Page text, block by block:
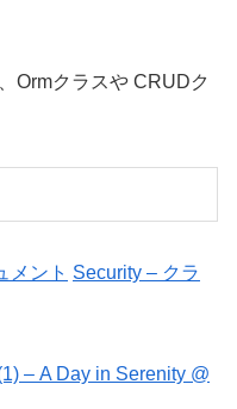
Ormクラスや CRUDク
メント Security – クラ
– A Day in Serenity @